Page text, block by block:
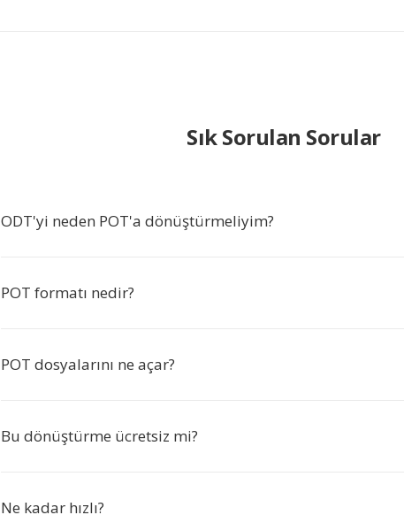
Sık Sorulan Sorular
ODT'yi neden POT'a dönüştürmeliyim?
POT formatı nedir?
POT dosyalarını ne açar?
Bu dönüştürme ücretsiz mi?
Ne kadar hızlı?